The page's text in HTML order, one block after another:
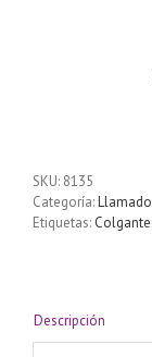
SKU: 8135
Categoría:
Etiquetas:
Descripción